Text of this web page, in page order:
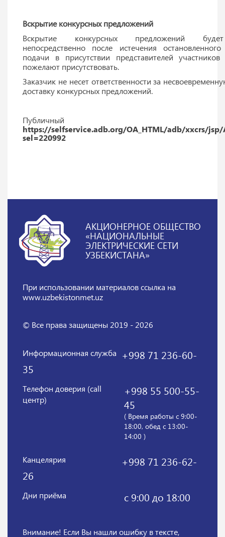
Вскрытие конкурсных предложений
Вскрытие конкурсных предложений
непосредственно после истечения
подачи в присутствии представителей
пожелают присутствовать.
Заказчик не несет ответственности за
доставку конкурсных предложений.
Публичный
https://selfservice.adb.org/OA_HTML/adb/xxcrs/jsp/
sel=220992
АКЦИОНЕРНОЕ ОБЩЕСТВО
«НАЦИОНАЛЬНЫЕ
ЭЛЕКТРИЧЕСКИЕ СЕТИ
УЗБЕКИСТАНА»
При использовании материаловссылка на
www.uzbekistonmet.uz
© Все права защищены 2019 - 2026
Информационная служба
+998 71 236-60-
35
Телефон доверия (call
центр)
+998 55 500-55-
45
( Время работы с 9:00-
18:00, обед с 13:00-
14:00 )
Канцелярия
+998 71 236-62-
26
Дни приёма с 9:00 до 18:00
Внимание! Если Вы нашли ошибку в тексте,